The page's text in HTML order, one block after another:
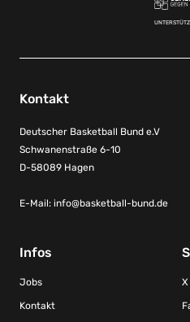
Kontakt
Deutscher Basketball Bund e.V
Schwanenstraße 6-10
D-58089 Hagen
E-Mail: info@basketball-bund.de
Infos
Jobs
Kontakt